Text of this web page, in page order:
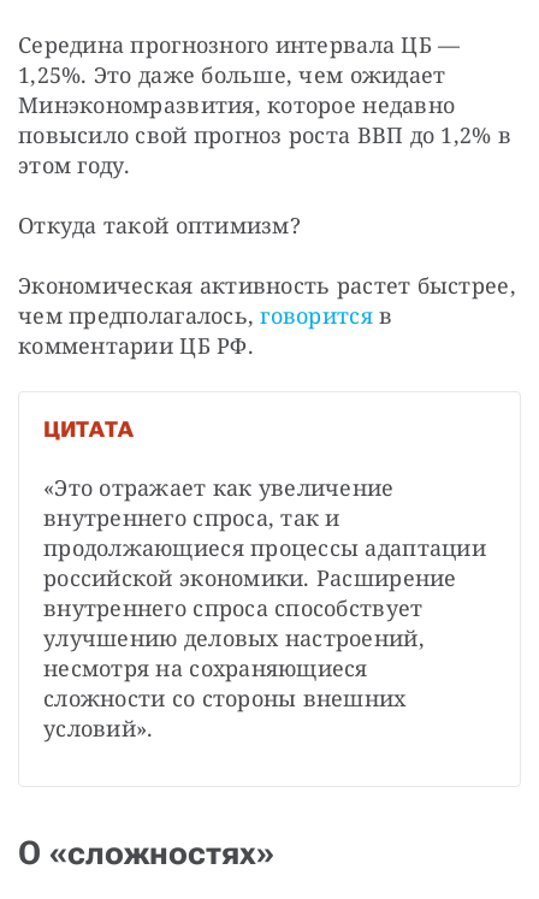
Середина прогнозного интервала ЦБ —
1,25%. Это даже больше, чем ожидает
Минэкономразвития, которое недавно
повысило свой прогноз роста ВВП до 1,2% в
этом году.
Откуда такой оптимизм?
Экономическая активность растет быстрее,
чем предполагалось, говорится в
комментарии ЦБ РФ.
ЦИТАТА
«Это отражает как увеличение
внутреннего спроса, так и
продолжающиеся процессы адаптации
российской экономики. Расширение
внутреннего спроса способствует
улучшению деловых настроений,
несмотря на сохраняющиеся
сложности со стороны внешних
условий».
О «сложностях»